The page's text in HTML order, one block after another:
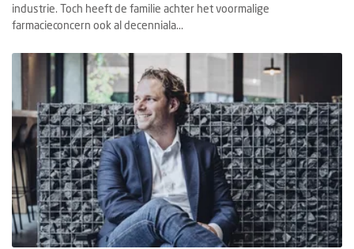
industrie. Toch heeft de familie achter het voormalige
farmacieconcern ook al decenniala...